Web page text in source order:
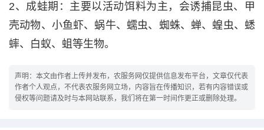
2、成蛙期：主要以活动饵料为主，会诱捕昆虫、甲
壳动物、小鱼虾、蜗牛、蠕虫、蜘蛛、蝉、蝗虫、蟋
蟀、白蚁、蛆等生物。
声明：本文由作者上传并发布，农服务网仅提供信息发布平台，文章仅代表
作者个人观点，不代表农服务网立场，内容旨在传播知识，若有内容错误或
侵权等问题请及时与本网站联系，我们将在第一时间作更正或删除处理。